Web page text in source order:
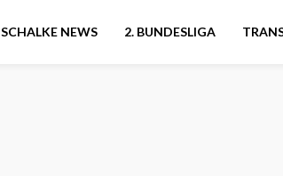
SCHALKE NEWS 2. BUNDESLIGA